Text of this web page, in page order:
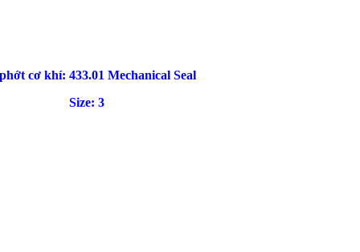
cơ khí: 433.01 Mechanical Seal
Size: 3